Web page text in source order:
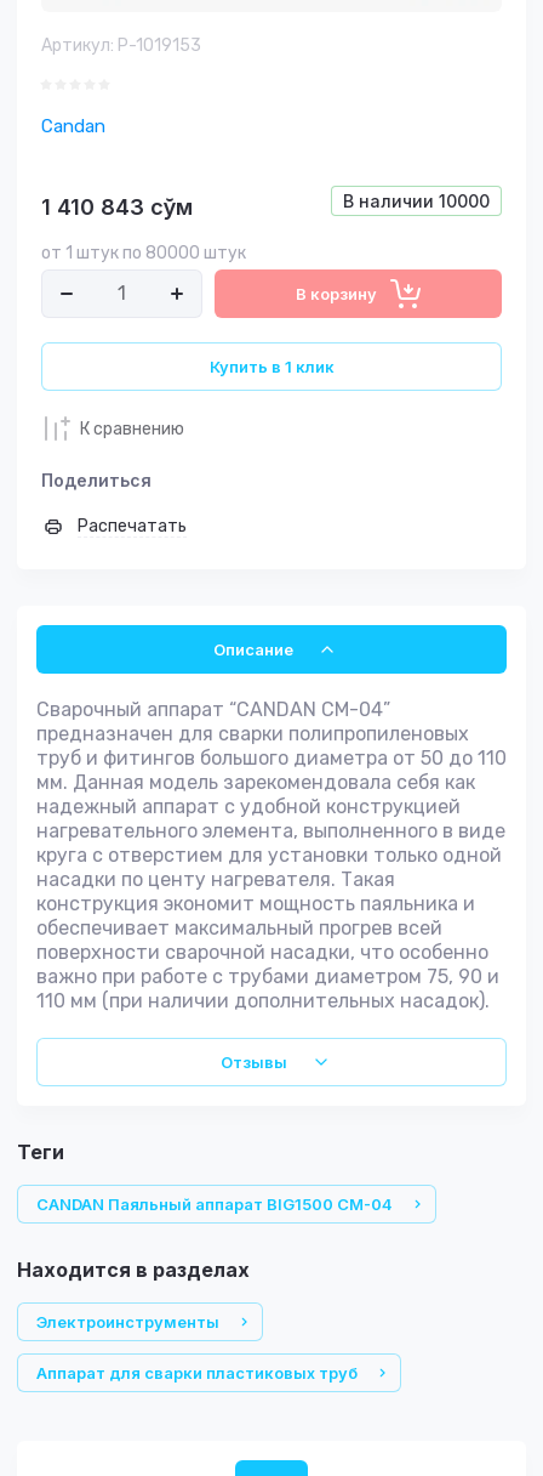
Артикул: P-1019153
Candan
В наличии 10000
1 410 843 сўм
от 1 штук по 80000 штук
В корзину
Купить в 1 клик
К сравнению
Поделиться
Распечатать
Описание
Сварочный аппарат “CANDAN СМ-04”
предназначен для сварки полипропиленовых
труб и фитингов большого диаметра от 50 до 110
мм. Данная модель зарекомендовала себя как
надежный аппарат с удобной конструкцией
нагревательного элемента, выполненного в виде
круга с отверстием для установки только одной
насадки по центу нагревателя. Такая
конструкция экономит мощность паяльника и
обеспечивает максимальный прогрев всей
поверхности сварочной насадки, что особенно
важно при работе с трубами диаметром 75, 90 и
110 мм (при наличии дополнительных насадок).
Отзывы
теги
CANDAN Паяльный аппарат BIG1500 CM-04
Находится в разделах
Электроинструменты
Аппарат для сварки пластиковых труб